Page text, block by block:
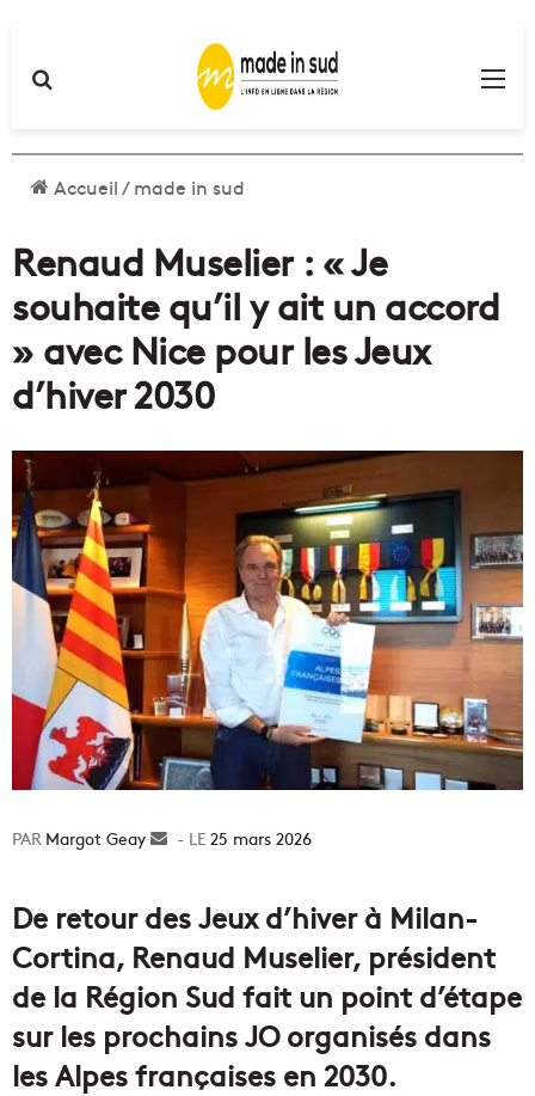
Accueil/made in sud
Renaud Muselier : « Je
souhaite qu’il y ait un accord
» avec Nice pour les Jeux
d’hiver 2030
Margot Geay
Envoyer25 mars 2026
De retour des Jeux d’hiver à Milan-
Cortina, Renaud Muselier, président
de la Région Sud fait un point d’étape
sur les prochains JO organisés dans
les Alpes françaises en 2030.